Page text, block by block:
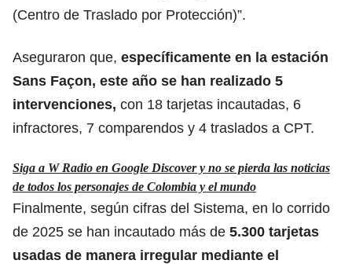
(Centro de Traslado por Protección)”.
Aseguraron que, específicamente en la estación
Sans Façon, este año se han realizado 5
intervenciones, con 18 tarjetas incautadas, 6
infractores, 7 comparendos y 4 traslados a CPT.
Siga a W Radio en Google Discover y no se pierda las noticias
de todos los personajes de Colombia y el mundo
Finalmente, según cifras del Sistema, en lo corrido
de 2025 se han incautado más de 5.300 tarjetas
usadas de manera irregular mediante el